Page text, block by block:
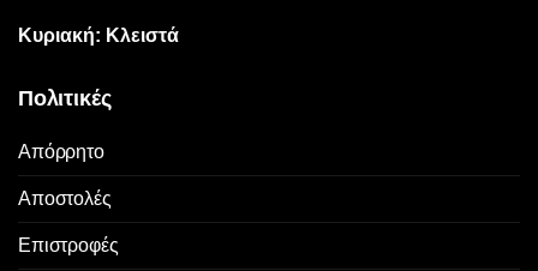
Κυριακή: Κλειστά
Πολιτικές
Απόρρητο
Αποστολές
Επιστροφές